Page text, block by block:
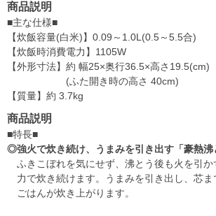
商品説明
■主な仕様■
【炊飯容量(白米)】0.09～1.0L(0.5～5.5合)
【炊飯時消費電力】1105W
【外形寸法】約 幅25×奥行36.5×高さ19.5(cm)
(ふた開き時の高さ 40cm)
【質量】約 3.7kg
商品説明
■特長■
◎強火で炊き続け、うまみを引き出す「豪熱沸
ふきこぼれを気にせず、沸とう後も火を引か
力で炊き続けます。うまみを引き出し、芯ま
ごはんが炊き上がります。